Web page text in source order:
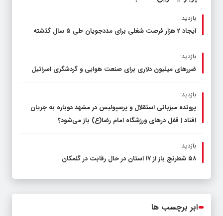
بازدید:
ایجاد 2 هزار فرصت شغلی برای مددجویان طی ۵ سال گذشته
بازدید:
ضررهای میلیون دلاری برای صنعت هوایی و گردشگری اسرائیل
بازدید:
پرونده میزبانی استقلال و پرسپولیس در مشهد دوباره به جریان
افتاد | قفل در‌های ورزشگاه امام رضا(ع) باز می‌شود؟
بازدید:
۵۸ شطرنج‌ باز از ۱۷ استان در حال رقابت در گلمکان
ابر برچسب ها